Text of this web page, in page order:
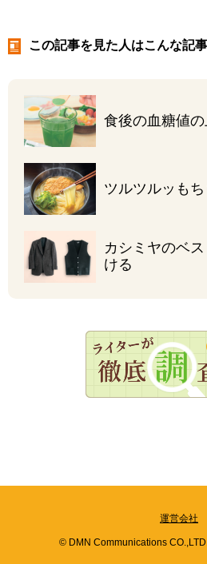
この記事を見た人はこんな記
食後の血糖値の
ツルツルッ も
カシミヤのベ
ける
運営会社
© DMN Communications